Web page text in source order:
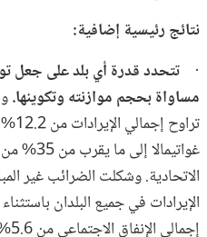
نتائج رئيسية إضافية:
· تتحدد قدرة أي بلد على جعل
مساواة بحجم موازنته وتكوينها.
الاتحادية. وشكلت الضرائب غير
الإيرادات في جميع البلدان